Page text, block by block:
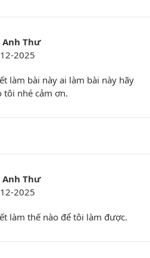
Anh Thư
2025
làm bài này ai làm bài này hãy
tôi nhé cảm ơn.
Anh Thư
2025
làm thế nào để tôi làm được.